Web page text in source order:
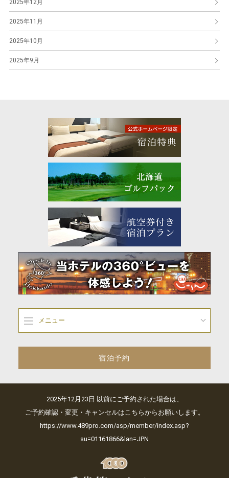
2025年12月
2025年11月
2025年10月
2025年9月
メニュー
宿泊予約
2025年12月23日 以前にご予約された場合は、
ご予約確認・変更・キャンセルはこちらからお願いします。
https://www.489pro.com/asp/member/index.asp?
su=01161866&lan=JPN